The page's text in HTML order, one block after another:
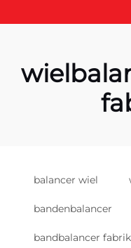
balancer wiel
bandenbalancer
bandbalancer